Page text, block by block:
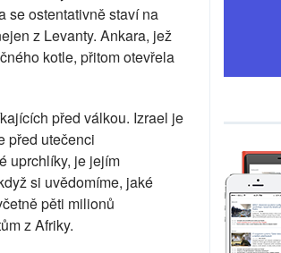
se ostentativně staví na
z Levanty. Ankara, jež
kotle, přitom otevřela
před válkou. Izrael je
před utečenci
uprchlíky, je jejím
si uvědomíme, jaké
pěti milionů
z Afriky.